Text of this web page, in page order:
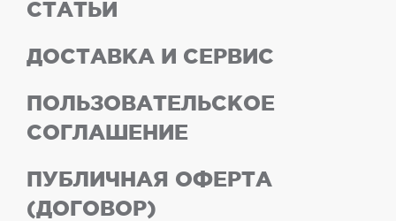
СТАТЬИ
ДОСТАВКА И СЕРВИС
ПОЛЬЗОВАТЕЛЬСКОЕ
СОГЛАШЕНИЕ
ПУБЛИЧНАЯ ОФЕРТА
(ДОГОВОР)